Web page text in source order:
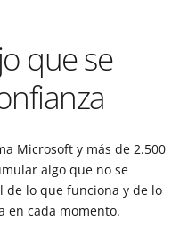
que se
Microsoft y más de 2.500
algo que no se
de lo que funciona y de lo
en cada momento.